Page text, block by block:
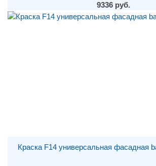
9336 руб.
Краска F14 универсальная фасадная